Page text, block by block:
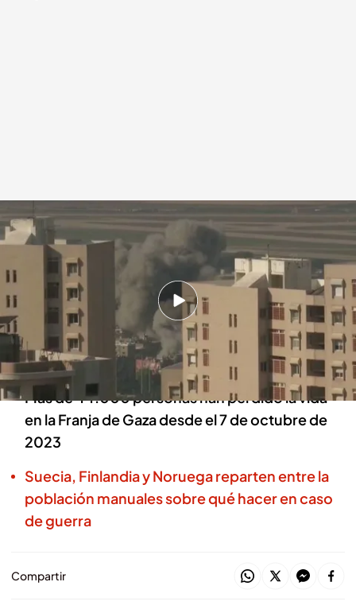
La ONU habla de los ataques "más mortíferos" sobre Líbano en décadas
Noticias Cuatro
Redacción digital Noticias Cuatro Europa Press
23 NOV 2024 - 14:56h.
Las autoridades libanesas confirman 23
heridos por el ataque, concentrado en el
centro de la ciudad
Más de 44.000 personas han perdido la vida
en la Franja de Gaza desde el 7 de octubre de
2023
Suecia, Finlandia y Noruega reparten entre la
población manuales sobre qué hacer en caso
de guerra
Compartir